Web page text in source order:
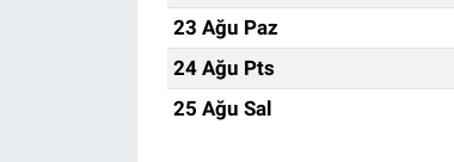
23 Ağu Paz
24 Ağu Pts
25 Ağu Sal